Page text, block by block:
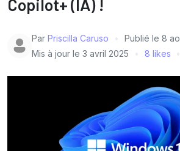
Copilot+ (IA) !
Par Priscilla Caruso Publié le 8
Mis à jour le 3 avril 2025 8 likes